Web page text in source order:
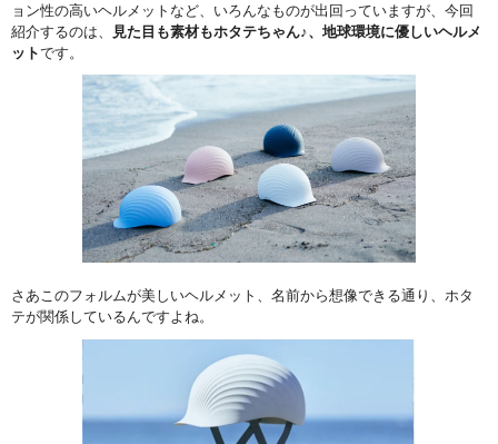
ョン性の高いヘルメットなど、いろんなものが出回っていますが、今回
紹介するのは、
見た目も素材もホタテちゃん♪、地球環境に優しいヘルメ
ットです。
さあこのフォルムが美しいヘルメット、名前から想像できる通り、ホタ
テが関係しているんですよね。